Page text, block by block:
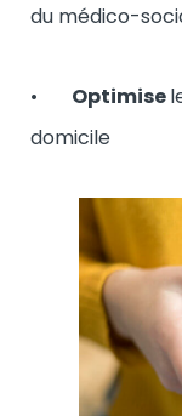
du médico-
• Optimise
domicile